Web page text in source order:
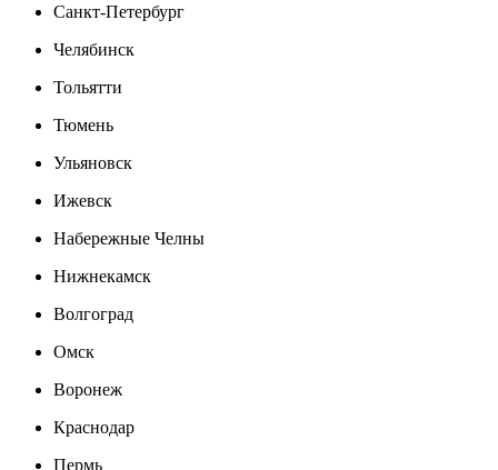
Санкт-Петербург
Челябинск
Тольятти
Тюмень
Ульяновск
Ижевск
Набережные Челны
Нижнекамск
Волгоград
Омск
Воронеж
Краснодар
Пермь